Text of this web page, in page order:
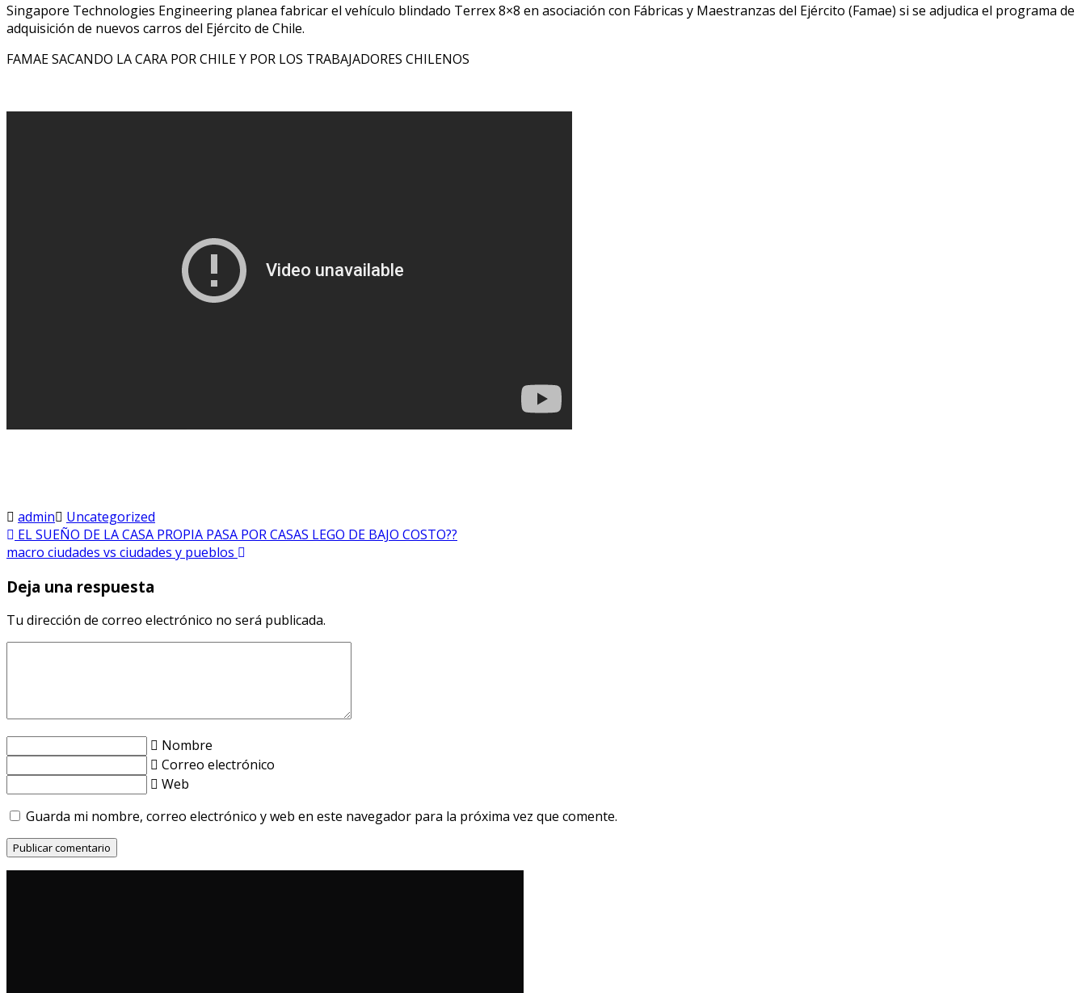
Singapore Technologies Engineering planea fabricar el vehículo blindado Terrex 8×8 en asociación con Fábricas y Maestranzas del Ejército (Famae) si se adjudica el programa de
adquisición de nuevos carros del Ejército de Chile.
FAMAE SACANDO LA CARA POR CHILE Y POR LOS TRABAJADORES CHILENOS
admin
Uncategorized
EL SUEÑO DE LA CASA PROPIA PASA POR CASAS LEGO DE BAJO COSTO??
macro ciudades vs ciudades y pueblos
Deja una respuesta
Tu dirección de correo electrónico no será publicada.
Nombre
Correo electrónico
Web
Guarda mi nombre, correo electrónico y web en este navegador para la próxima vez que comente.